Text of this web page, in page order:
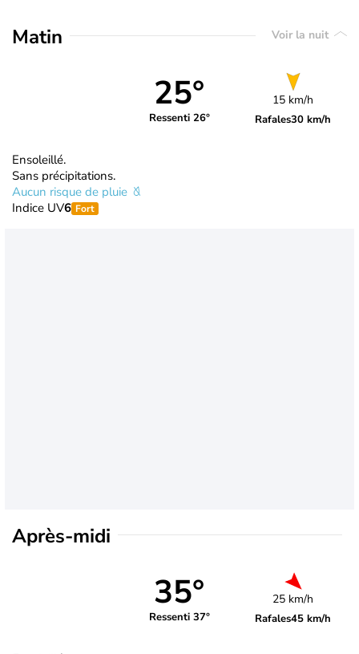
Matin Voir la nuit
25°
Ressenti 26°
15 km/h
Rafales30 km/h
Ensoleillé.
Sans précipitations.
Aucun risque de pluie
Indice UV6 Fort
Après-midi
35°
Ressenti 37°
25 km/h
Rafales45 km/h